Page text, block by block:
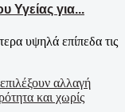
Υγείας για...
υψηλά επίπεδα τις